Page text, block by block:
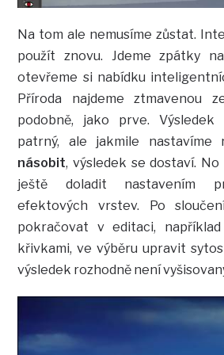
Na tom ale nemusíme zůstat.
použít znovu. Jdeme zpátky
otevřeme si nabídku
Příroda najdeme ztmavenou
podobně, jako prve.
patrný, ale jakmile nastavíme
násobit, výsledek se dostaví.
ještě doladit nastavením
efektových vrstev. Po
pokračovat v editaci,
křivkami, ve výběru upravit
výsledek rozhodně není